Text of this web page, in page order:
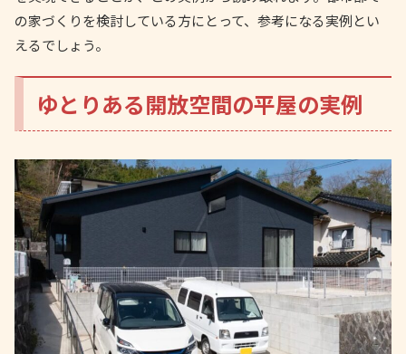
の家づくりを検討している方にとって、参考になる実例とい
えるでしょう。
ゆとりある開放空間の平屋の実例